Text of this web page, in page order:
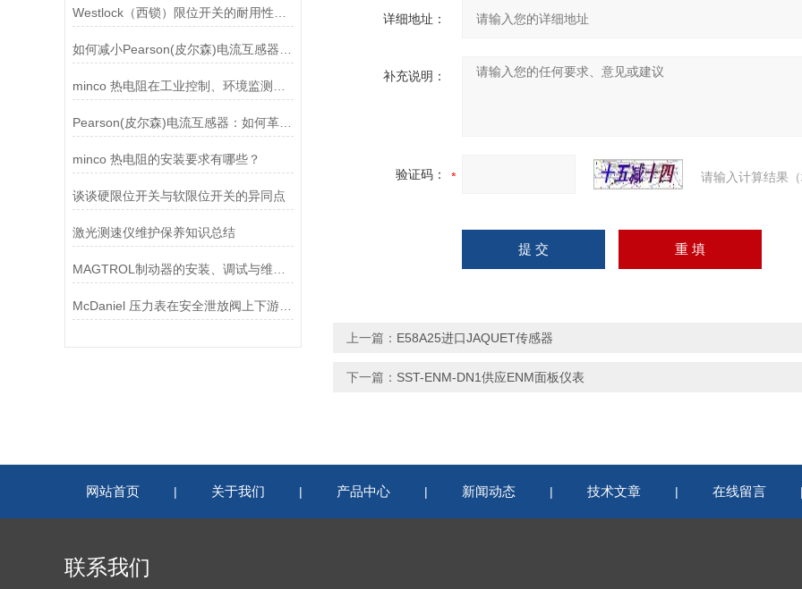
Pearson(皮尔森)电流互感器：如何革新电力监控？
minco 热电阻的安装要求有哪些？
谈谈硬限位开关与软限位开关的异同点
激光测速仪维护保养知识总结
McDaniel 压力表在安全泄放阀上下游压力监测中的应用
详细地址：
补充说明：
验证码： 请输入计算结果
上一篇： E58A25进口JAQUET传感器
下一篇： SST-ENM-DN1供应ENM面板仪表
网站首页 | 关于我们 | 产品中心 | 新闻动态 | 技术文章 | 在线留言
联系我们